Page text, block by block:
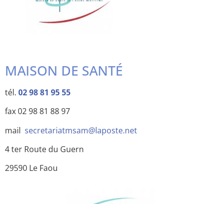
MAISON DE SANTÉ
tél. 02 98 81 95 55
fax 02 98 81 88 97
mail secretariatmsam@laposte.net
4 ter Route du Guern
29590 Le Faou